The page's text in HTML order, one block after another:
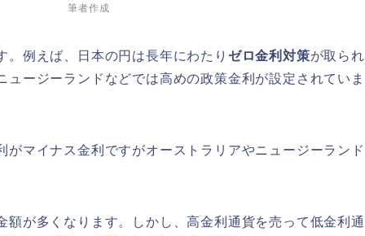
筆者作成
。例えば、日本の円は長年にわたり ゼロ金利対策が取られ
ュージーランドなどでは高めの政策金利が設定されていま
がマイナス金利ですがオーストラリアやニュージーランド
額が多くなります。しかし、高金利通貨を売って低金利通